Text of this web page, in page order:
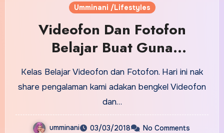
Umminani /Lifestyles
Videofon Dan Fotofon
Belajar Buat Guna
Smartphone
Kelas Belajar Videofon dan Fotofon. Hari ini nak
share pengalaman kami adakan bengkel Videofon
dan…
umminani 03/03/2018 No Comments